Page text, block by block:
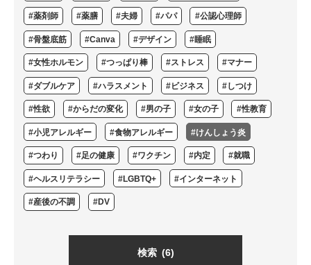
#薬剤師 #薬膳 #夫婦 #パパ #公認心理師
#骨盤底筋 #Canva #デザイン #睡眠
#女性ホルモン #つっぱり棒 #ストレス #マナー
#ダブルケア #ハラスメント #ビジネス #しつけ
#性欲 #からだの変化 #男の子 #女の子 #性教育
#小児アレルギー #食物アレルギー #けんしょう炎
#つわり #足の健康 #ワクチン #内定 #就職
#ヘルスリテラシー #LGBTQ+ #インターネット
#産後の不調 #DV
検索 (6)